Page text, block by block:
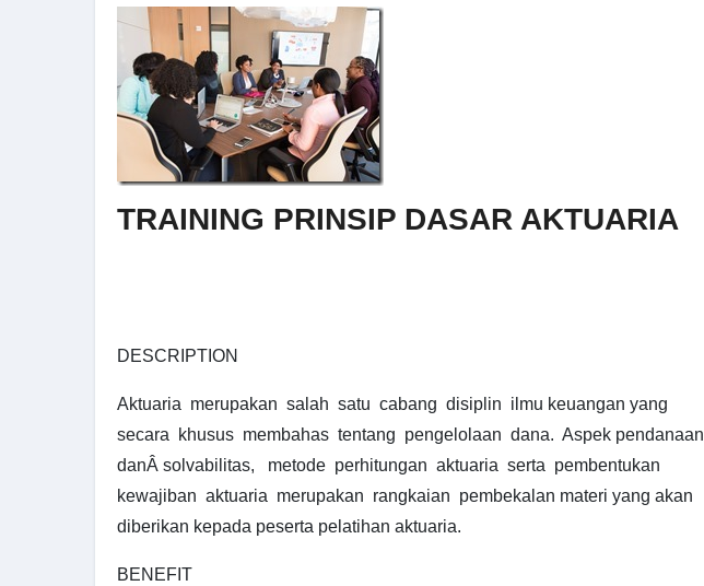
TRAINING PRINSIP DASAR AKTUARIA
DESCRIPTION
Aktuaria merupakan salah satu cabang disiplin ilmu keuangan yang
secara khusus membahas tentang pengelolaan dana. Aspek pendanaan
danÂ solvabilitas, metode perhitungan aktuaria serta pembentukan
kewajiban aktuaria merupakan rangkaian pembekalan materi yang akan
diberikan kepada peserta pelatihan aktuaria.
BENEFIT